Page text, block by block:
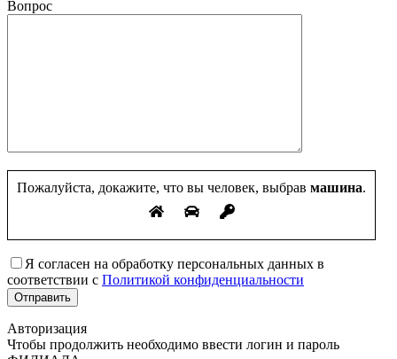
Вопрос
Пожалуйста, докажите, что вы человек, выбрав машина.
Я согласен на обработку персональных данных в
соответствии с Политикой конфиденциальности
Авторизация
Чтобы продолжить необходимо ввести логин и пароль